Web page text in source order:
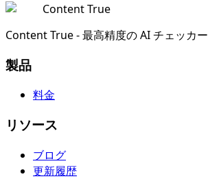
Content True
Content True - 最高精度の AI チェッカー
製品
料金
リソース
ブログ
更新履歴